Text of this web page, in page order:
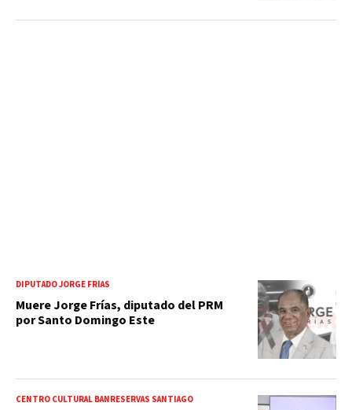
DIPUTADO JORGE FRÍAS
Muere Jorge Frías, diputado del PRM
por Santo Domingo Este
CENTRO CULTURAL BANRESERVAS SANTIAGO